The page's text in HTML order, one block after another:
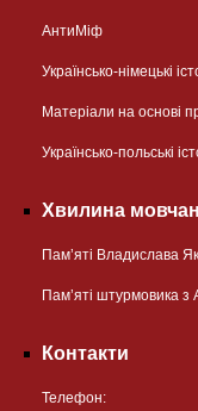
АнтиМіф
Українсько-німецькі
Матеріали на основі
Українсько-польські
Хвилина
Пам’яті Владислава
Пам’яті штурмовика з
Контакти
Телефон: